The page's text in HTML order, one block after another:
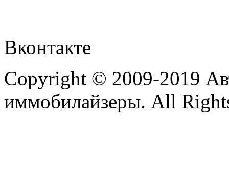
Вконтакте
Copyright © 2009-2019
иммобилайзеры. All